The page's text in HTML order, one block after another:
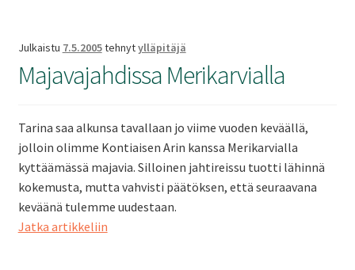
Julkaistu 7.5.2005tehnytylläpitäjä
Majavajahdissa Merikarvialla
Tarina saa alkunsa tavallaan jo viime vuoden keväällä,
jolloin olimme Kontiaisen Arin kanssa Merikarvialla
kyttäämässä majavia. Silloinen jahtireissu tuotti lähinnä
kokemusta, mutta vahvisti päätöksen, että seuraavana
keväänä tulemme uudestaan.
Jatka artikkeliinMajavajahdissa